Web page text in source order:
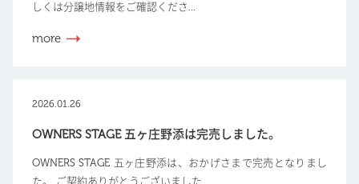
しくは分譲地情報をご確認くださ...
more
2026.01.26
OWNERS STAGE 五ヶ庄野添は完売しました。
OWNERS STAGE 五ヶ庄野添は、おかげさまで完売となりまし
た。 ご契約ありがとうございました...